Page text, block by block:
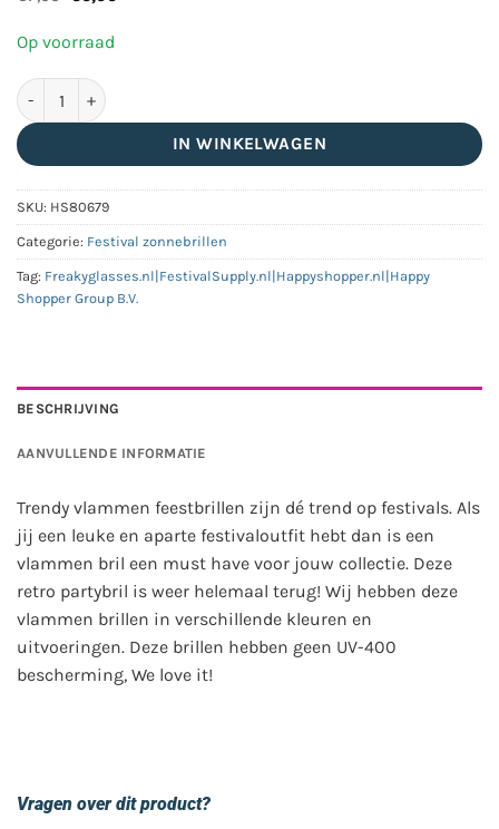
€7,95.
Op voorraad
Vlammen partybril hartje | roze lenzen aantal
IN WINKELWAGEN
SKU: HS80679
Categorie: Festival zonnebrillen
Tag: Freakyglasses.nl|FestivalSupply.nl|Happyshopper.nl|Happy
Shopper Group B.V.
BESCHRIJVING
AANVULLENDE INFORMATIE
Trendy vlammen feestbrillen zijn dé trend op festivals. Als
jij een leuke en aparte festivaloutfit hebt dan is een
vlammen bril een must have voor jouw collectie. Deze
retro partybril is weer helemaal terug! Wij hebben deze
vlammen brillen in verschillende kleuren en
uitvoeringen. Deze brillen hebben geen UV-400
bescherming, We love it!
Vragen over dit product?